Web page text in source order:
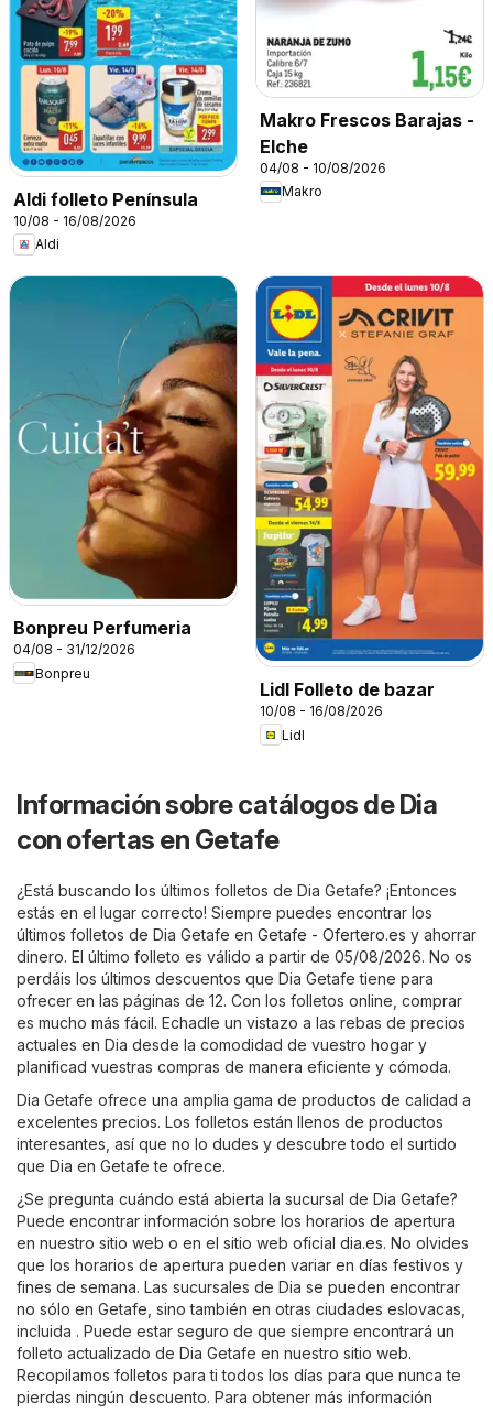
Aldi folleto Península
10/08 - 16/08/2026
Aldi
Makro Frescos Barajas -
Elche
04/08 - 10/08/2026
Makro
Bonpreu Perfumeria
04/08 - 31/12/2026
Bonpreu
Lidl Folleto de bazar
10/08 - 16/08/2026
Lidl
Información sobre catálogos de Dia
con ofertas en Getafe
¿Está buscando los últimos folletos de Dia Getafe? ¡Entonces
estás en el lugar correcto! Siempre puedes encontrar los
últimos folletos de Dia Getafe en Getafe - Ofertero.es y ahorrar
dinero. El último folleto es válido a partir de 05/08/2026. No os
perdáis los últimos descuentos que Dia Getafe tiene para
ofrecer en las páginas de 12. Con los folletos online, comprar
es mucho más fácil. Echadle un vistazo a las rebas de precios
actuales en Dia desde la comodidad de vuestro hogar y
planificad vuestras compras de manera eficiente y cómoda.
Dia Getafe ofrece una amplia gama de productos de calidad a
excelentes precios. Los folletos están llenos de productos
interesantes, así que no lo dudes y descubre todo el surtido
que Dia en Getafe te ofrece.
¿Se pregunta cuándo está abierta la sucursal de Dia Getafe?
Puede encontrar información sobre los horarios de apertura
en nuestro sitio web o en el sitio web oficial dia.es. No olvides
que los horarios de apertura pueden variar en días festivos y
fines de semana. Las sucursales de Dia se pueden encontrar
no sólo en Getafe, sino también en otras ciudades eslovacas,
incluida . Puede estar seguro de que siempre encontrará un
folleto actualizado de Dia Getafe en nuestro sitio web.
Recopilamos folletos para ti todos los días para que nunca te
pierdas ningún descuento. Para obtener más información